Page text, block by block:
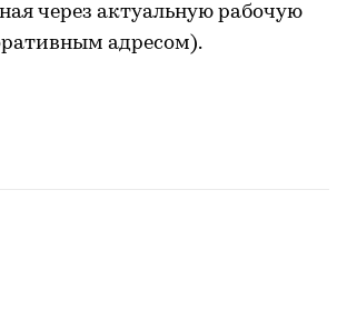
через актуальную рабочую
адресом).